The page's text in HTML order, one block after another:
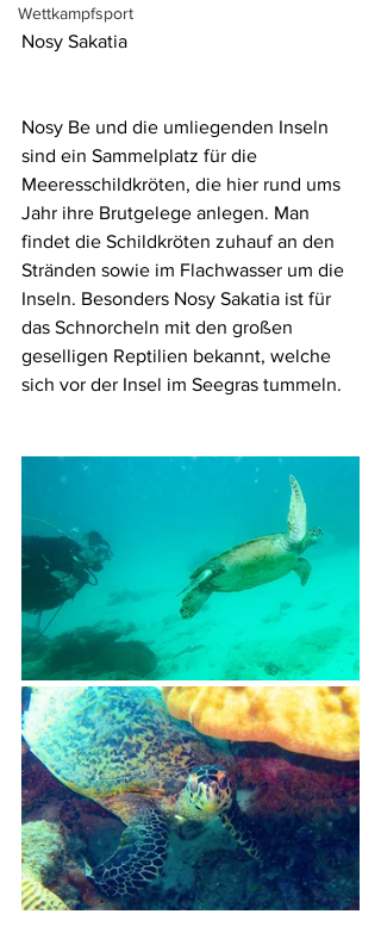
Wettkampfsport
Nosy Sakatia
Nosy Be und die umliegenden Inseln
sind ein Sammelplatz für die
Meeresschildkröten, die hier rund ums
Jahr ihre Brutgelege anlegen. Man
findet die Schildkröten zuhauf an den
Stränden sowie im Flachwasser um die
Inseln. Besonders Nosy Sakatia ist für
das Schnorcheln mit den großen
geselligen Reptilien bekannt, welche
sich vor der Insel im Seegras tummeln.